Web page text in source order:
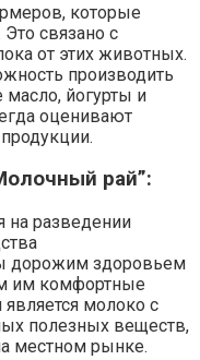
которые
связано с
от этих животных.
производить
масло, йогурты и
оценивают
рай”:
на разведении
дорожим здоровьем
им комфортные
молоко с
полезных веществ,
местном рынке.